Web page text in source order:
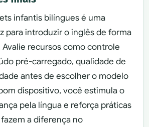
infantis bilíngues é uma
para introduzir o inglês de forma
Avalie recursos como controle
pré-carregado, qualidade de
antes de escolher o modelo
dispositivo, você estimula o
pela língua e reforça práticas
a diferença no